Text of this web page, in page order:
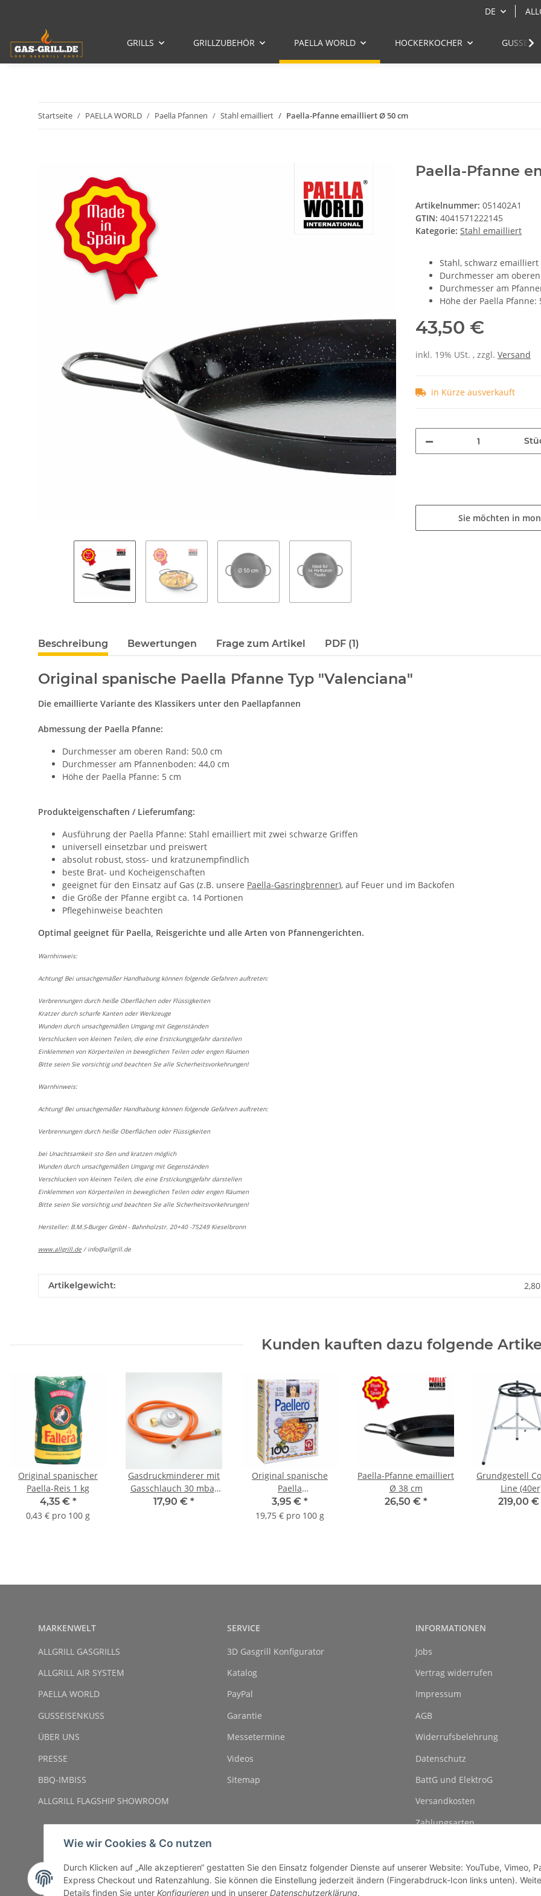
DE
GRILLS GRILLZUBEHÖR PAELLA WORLD HOCKERKOCHER GUSSEISEN
Startseite PAELLA WORLD Paella Pfannen Stahl emailliert Paella-Pfanne emailliert Ø 50 cm
Paella-Pfanne
Artikelnummer: 051402A1
GTIN: 4041571222145
Kategorie: Stahl emailliert
Stahl, schwarz
Durchmesser am
Durchmesser am
Höhe der Paella Pfanne:
43,50 €
inkl. 19% USt. , zzgl. Versand
in Kürze ausverkauft
Sie möchten in
Beschreibung Bewertungen Frage zum Artikel PDF (1)
Original spanische Paella Pfanne Typ "Valenciana"
Die emaillierte Variante des Klassikers unter den Paellapfannen
Abmessung der Paella Pfanne:
Durchmesser am oberen Rand: 50,0 cm
Durchmesser am Pfannenboden: 44,0 cm
Höhe der Paella Pfanne: 5 cm
Produkteigenschaften / Lieferumfang:
Ausführung der Paella Pfanne: Stahl emailliert mit zwei schwarze Griffen
universell einsetzbar und preiswert
absolut robust, stoss- und kratzunempfindlich
beste Brat- und Kocheigenschaften
geeignet für den Einsatz auf Gas (z.B. unsere Paella-Gasringbrenner), auf Feuer und im Backofen
die Größe der Pfanne ergibt ca. 14 Portionen
Pflegehinweise beachten
Optimal geeignet für Paella, Reisgerichte und alle Arten von Pfannengerichten.
Warnhinweis:
Achtung! Bei unsachgemäßer Handhabung können folgende Gefahren auftreten:
Verbrennungen durch heiße Oberflächen oder Flüssigkeiten
Kratzer durch scharfe Kanten oder Werkzeuge
Wunden durch unsachgemäßen Umgang mit Gegenständen
Verschlucken von kleinen Teilen, die eine Erstickungsgefahr darstellen
Einklemmen von Körperteilen in beweglichen Teilen oder engen Räumen
Bitte seien Sie vorsichtig und beachten Sie alle Sicherheitsvorkehrungen!
Warnhinweis:
Achtung! Bei unsachgemäßer Handhabung können folgende Gefahren auftreten:
Verbrennungen durch heiße Oberflächen oder Flüssigkeiten
bei Unachtsamkeit sto ßen und kratzen möglich
Wunden durch unsachgemäßen Umgang mit Gegenständen
Verschlucken von kleinen Teilen, die eine Erstickungsgefahr darstellen
Einklemmen von Körperteilen in beweglichen Teilen oder engen Räumen
Bitte seien Sie vorsichtig und beachten Sie alle Sicherheitsvorkehrungen!
Hersteller: B.M.S-Burger GmbH - Bahnholzstr. 20+40 -75249 Kieselbronn
www.allgrill.de / info@allgrill.de
Artikelgewicht: 2,80
Kunden kauften dazu folgende
Original spanischer
Paella-Reis 1 kg
4,35 € *
0,43 € pro 100 g
Gasdruckminderer mit
Gasschlauch 30 mbar
(Set)
17,90 € *
Original spanische
Paella
Gewürzmischung
3,95 € *
19,75 € pro 100 g
Paella-Pfanne emailliert
Ø 38 cm
26,50 € *
Grundgestell
Line
219,00 €
MARKENWELT
ALLGRILL GASGRILLS
ALLGRILL AIR SYSTEM
PAELLA WORLD
GUSSEISENKUSS
ÜBER UNS
PRESSE
BBQ-IMBISS
ALLGRILL FLAGSHIP SHOWROOM
SERVICE
3D Gasgrill Konfigurator
Katalog
PayPal
Garantie
Messetermine
Videos
Sitemap
INFORMATIONEN
Jobs
Vertrag widerrufen
Impressum
AGB
Widerrufsbelehrung
Datenschutz
BattG und ElektroG
Versandkosten
Zahlungsarten
Wie wir Cookies & Co nutzen
Durch Klicken auf „Alle akzeptieren“ gestatten Sie den Einsatz folgender Dienste auf unserer Website: YouTube, Vimeo,
Express Checkout und Ratenzahlung. Sie können die Einstellung jederzeit ändern (Fingerabdruck-Icon links unten).
Details finden Sie unter Konfigurieren und in unserer Datenschutzerklärung.